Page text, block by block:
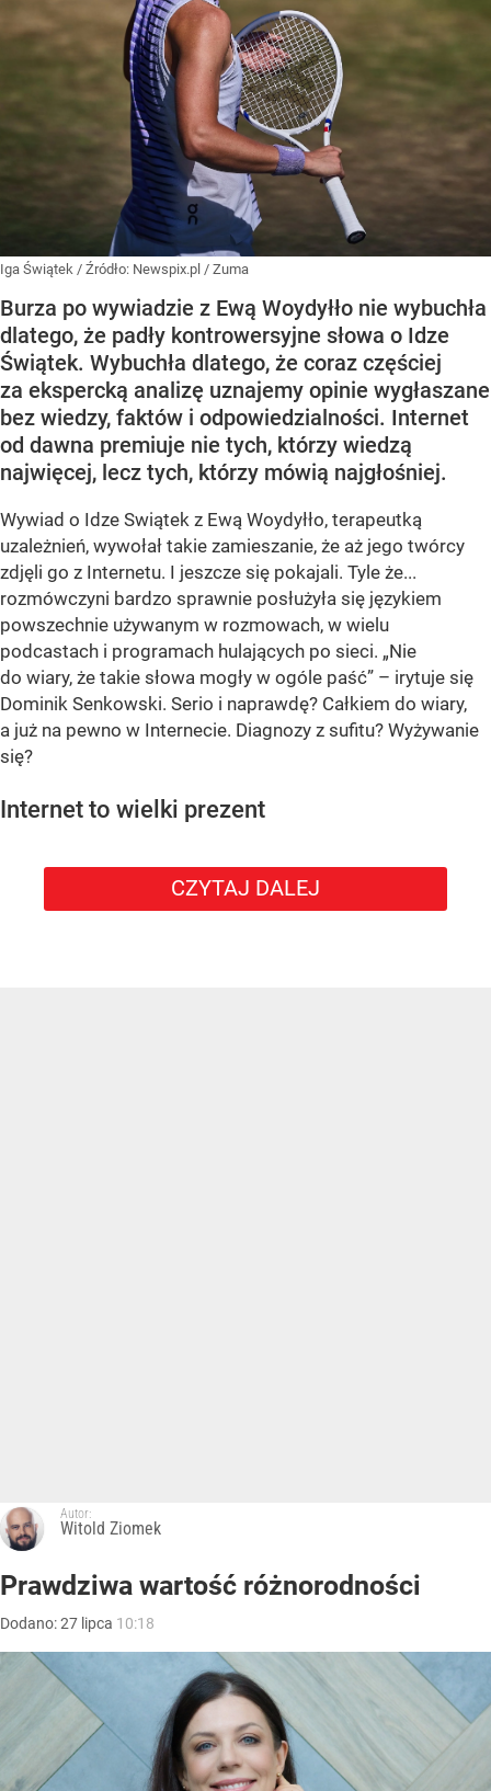
Iga Świątek / Źródło: Newspix.pl / Zuma
Burza po wywiadzie z Ewą Woydyłło nie wybuchła
dlatego, że padły kontrowersyjne słowa o Idze
Świątek. Wybuchła dlatego, że coraz częściej
za ekspercką analizę uznajemy opinie wygłaszane
bez wiedzy, faktów i odpowiedzialności. Internet
od dawna premiuje nie tych, którzy wiedzą
najwięcej, lecz tych, którzy mówią najgłośniej.
Wywiad o Idze Swiątek z Ewą Woydyłło, terapeutką
uzależnień, wywołał takie zamieszanie, że aż jego twórcy
zdjęli go z Internetu. I jeszcze się pokajali. Tyle że...
rozmówczyni bardzo sprawnie posłużyła się językiem
powszechnie używanym w rozmowach, w wielu
podcastach i programach hulających po sieci. „Nie
do wiary, że takie słowa mogły w ogóle paść” – irytuje się
Dominik Senkowski. Serio i naprawdę? Całkiem do wiary,
a już na pewno w Internecie. Diagnozy z sufitu? Wyżywanie
się?
Internet to wielki prezent
CZYTAJ DALEJ
Autor:
Witold Ziomek
Prawdziwa wartość różnorodności
Dodano:27 lipca 10:18